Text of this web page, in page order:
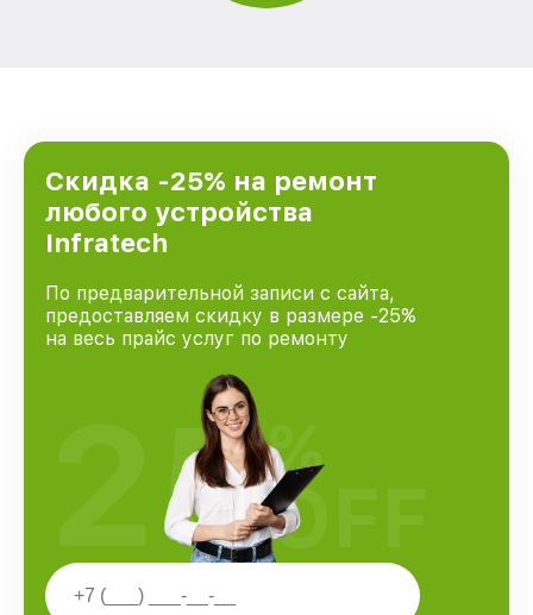
Скидка -25% на ремонт
любого устройства
Infratech
По предварительной записи с сайта,
предоставляем скидку в размере -25%
на весь прайс услуг по ремонту
25%
OFF